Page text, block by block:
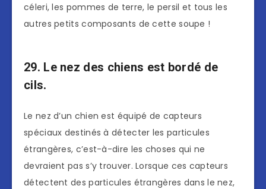
céleri, les pommes de terre, le persil et tous les
autres petits composants de cette soupe !
29. Le nez des chiens est bordé de
cils.
Le nez d’un chien est équipé de capteurs
spéciaux destinés à détecter les particules
étrangères, c’est-à-dire les choses qui ne
devraient pas s’y trouver. Lorsque ces capteurs
détectent des particules étrangères dans le nez,